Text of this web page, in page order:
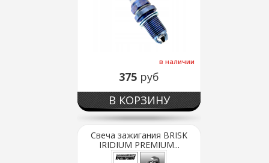
в наличии
375 руб
В КОРЗИНУ
Свеча зажигания BRISK
IRIDIUM PREMIUM...